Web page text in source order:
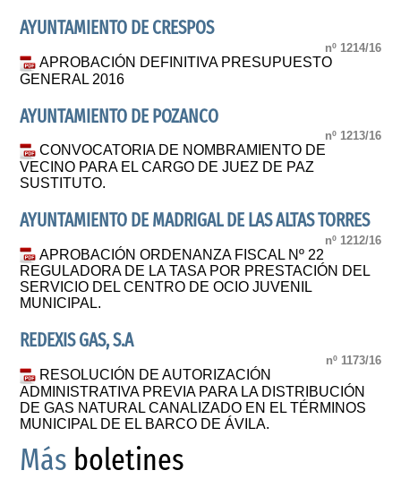
AYUNTAMIENTO DE CRESPOS
nº 1214/16
APROBACIÓN DEFINITIVA PRESUPUESTO
GENERAL 2016
AYUNTAMIENTO DE POZANCO
nº 1213/16
CONVOCATORIA DE NOMBRAMIENTO DE
VECINO PARA EL CARGO DE JUEZ DE PAZ
SUSTITUTO.
AYUNTAMIENTO DE MADRIGAL DE LAS ALTAS TORRES
nº 1212/16
APROBACIÓN ORDENANZA FISCAL Nº 22
REGULADORA DE LA TASA POR PRESTACIÓN DEL
SERVICIO DEL CENTRO DE OCIO JUVENIL
MUNICIPAL.
REDEXIS GAS, S.A
nº 1173/16
RESOLUCIÓN DE AUTORIZACIÓN
ADMINISTRATIVA PREVIA PARA LA DISTRIBUCIÓN
DE GAS NATURAL CANALIZADO EN EL TÉRMINOS
MUNICIPAL DE EL BARCO DE ÁVILA.
Más boletines